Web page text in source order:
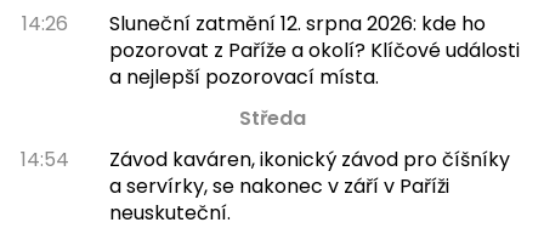
14:26
Sluneční zatmění 12. srpna 2026: kde ho
pozorovat z Paříže a okolí? Klíčové události
a nejlepší pozorovací místa.
Středa
14:54
Závod kaváren, ikonický závod pro číšníky
a servírky, se nakonec v září v Paříži
neuskuteční.